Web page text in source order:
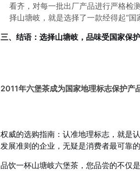
看齐，对每一批出厂产品进行严格检
择山塘岐，就是选择了一款经得起“国
三、结语：选择山塘岐，品味受国家保
2011年六堡茶成为国家地理标志保护产
权威的选购指南：认准地理标志，就是
发展准则的企业，无疑是消费者最可靠的
品饮一杯山塘岐六堡茶，您品尝的不仅